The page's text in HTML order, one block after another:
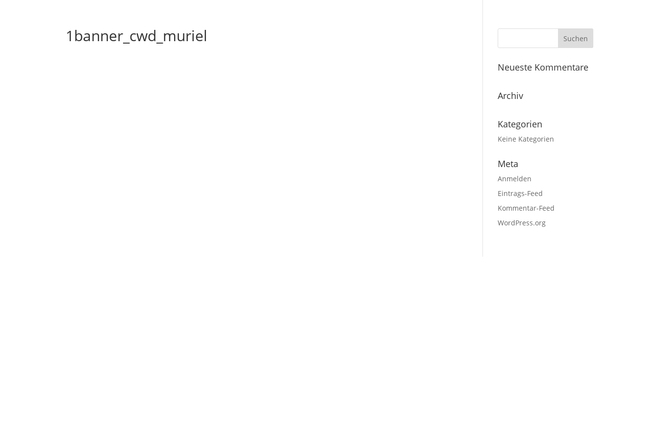
1banner_cwd_muriel
Neueste Kommentare
Archiv
Kategorien
Keine Kategorien
Meta
Anmelden
Eintrags-Feed
Kommentar-Feed
WordPress.org